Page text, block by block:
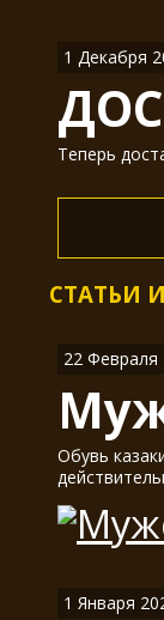
1 Декабря
Теперь
СТАТЬИ
22 Февраля
Обувь
1 Января